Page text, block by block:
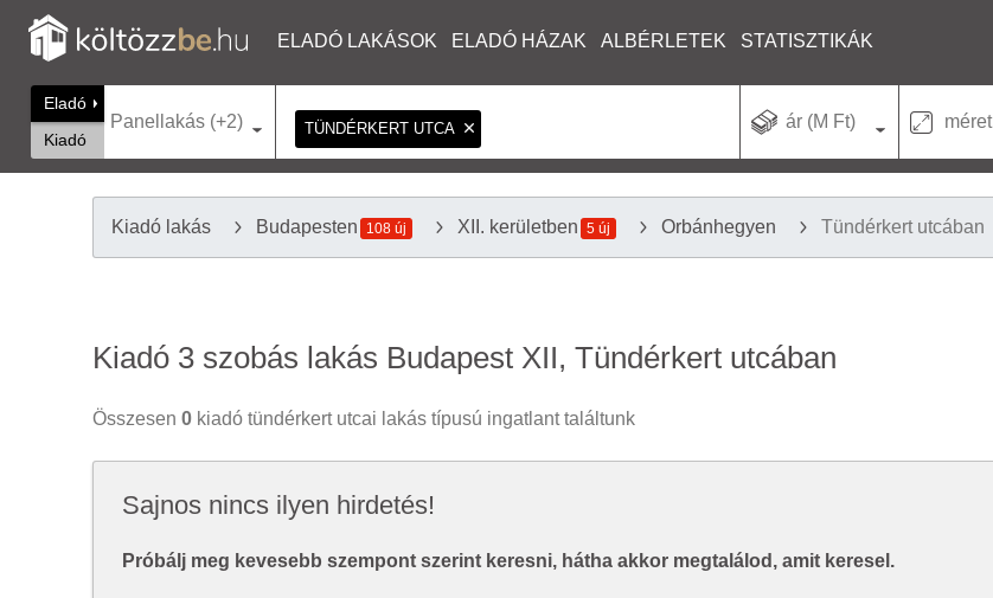
ELADÓ LAKÁSOK ELADÓ HÁZAK ALBÉRLETEK STATISZTIKÁK
Eladó
Kiadó
Panellakás (+2) TÜNDÉRKERT UTCA ár (M Ft) méret
Kiadó lakás Budapesten 108 új XII. kerületben 5 új Orbánhegyen Tündérkert utcában
Kiadó 3 szobás lakás Budapest XII, Tündérkert utcában
Összesen 0 kiadó tündérkert utcai lakás típusú ingatlant találtunk
Sajnos nincs ilyen hirdetés!
Próbálj meg kevesebb szempont szerint keresni, hátha akkor megtalálod, amit keresel.